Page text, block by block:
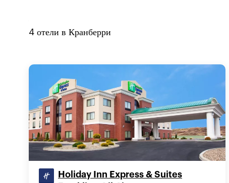
4 отели в Кранберри
Holiday Inn Express & Suites